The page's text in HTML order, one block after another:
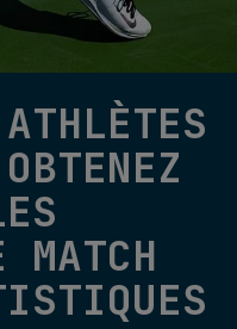
MATCH